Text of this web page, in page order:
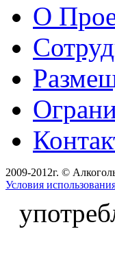
О
2009-2012г. ©
Условия